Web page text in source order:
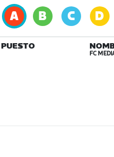
PUESTO
FC